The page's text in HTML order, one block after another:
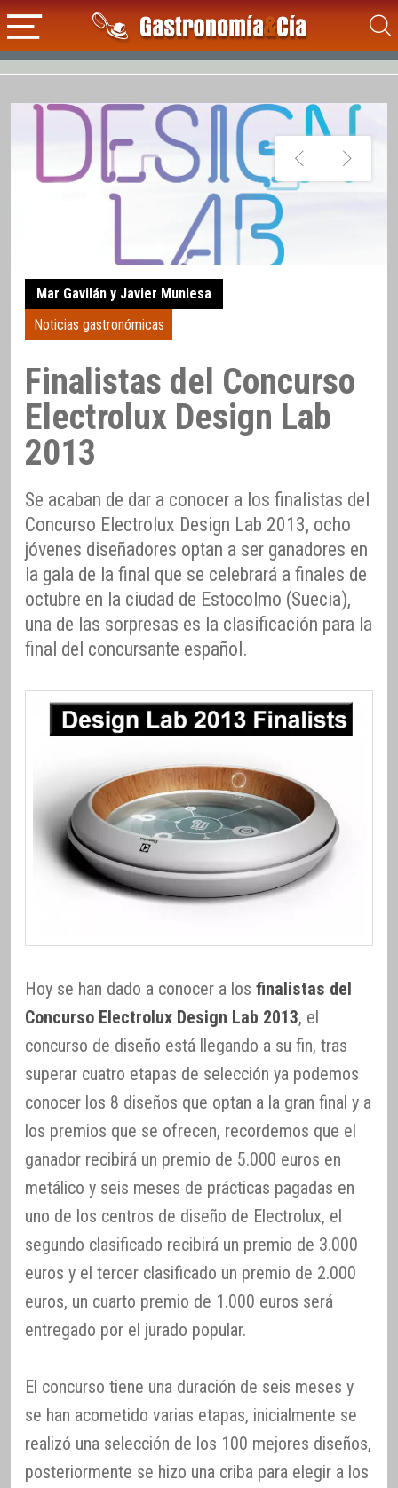
Mar Gavilán y Javier Muniesa
Noticias gastronómicas
Finalistas del Concurso
Electrolux Design Lab
2013
Se acaban de dar a conocer a los finalistas del
Concurso Electrolux Design Lab 2013, ocho
jóvenes diseñadores optan a ser ganadores en
la gala de la final que se celebrará a finales de
octubre en la ciudad de Estocolmo (Suecia),
una de las sorpresas es la clasificación para la
final del concursante español.
Hoy se han dado a conocer a los finalistas del
Concurso Electrolux Design Lab 2013, el
concurso de diseño está llegando a su fin, tras
superar cuatro etapas de selección ya podemos
conocer los 8 diseños que optan a la gran final y a
los premios que se ofrecen, recordemos que el
ganador recibirá un premio de 5.000 euros en
metálico y seis meses de prácticas pagadas en
uno de los centros de diseño de Electrolux, el
segundo clasificado recibirá un premio de 3.000
euros y el tercer clasificado un premio de 2.000
euros, un cuarto premio de 1.000 euros será
entregado por el jurado popular.
El concurso tiene una duración de seis meses y
se han acometido varias etapas, inicialmente se
realizó una selección de los 100 mejores diseños,
posteriormente se hizo una criba para elegir a los